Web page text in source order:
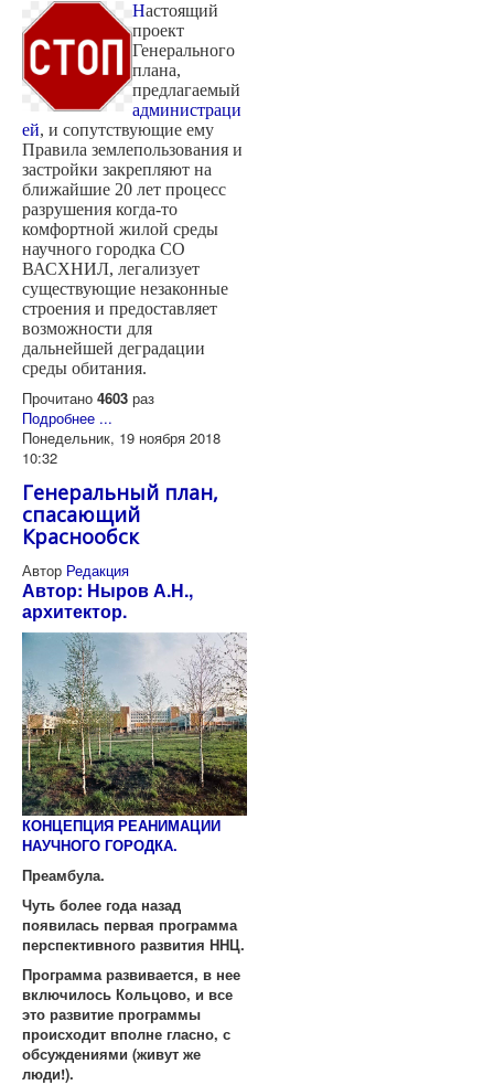
Настоящий
проект
Генерального
плана,
предлагаемый
администраци
ей, и сопутствующие ему
Правила землепользования и
застройки закрепляют на
ближайшие 20 лет процесс
разрушения когда-то
комфортной жилой среды
научного городка СО
ВАСХНИЛ, легализует
существующие незаконные
строения и предоставляет
возможности для
дальнейшей деградации
среды обитания.
Прочитано 4603 раз
Подробнее ...
Понедельник, 19 ноября 2018
10:32
Генеральный план,
спасающий
Краснообск
Автор Редакция
Автор: Ныров А.Н.,
архитектор.
КОНЦЕПЦИЯ РЕАНИМАЦИИ
НАУЧНОГО ГОРОДКА.
Преамбула.
Чуть более года назад
появилась первая программа
перспективного развития ННЦ.
Программа развивается, в нее
включилось Кольцово, и все
это развитие программы
происходит вполне гласно, с
обсуждениями (живут же
люди!).